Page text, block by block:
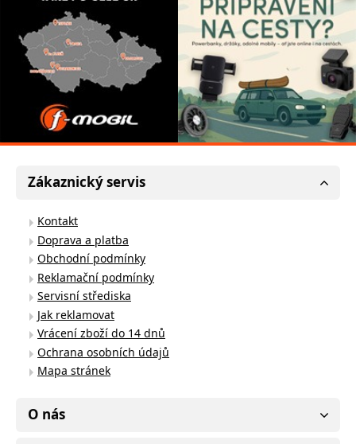
Zákaznický servis
Kontakt
Doprava a platba
Obchodní podmínky
Reklamační podmínky
Servisní střediska
Jak reklamovat
Vrácení zboží do 14 dnů
Ochrana osobních údajů
Mapa stránek
O nás